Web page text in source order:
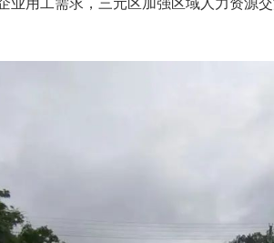
业用工需求，三元区加强区域人力资源